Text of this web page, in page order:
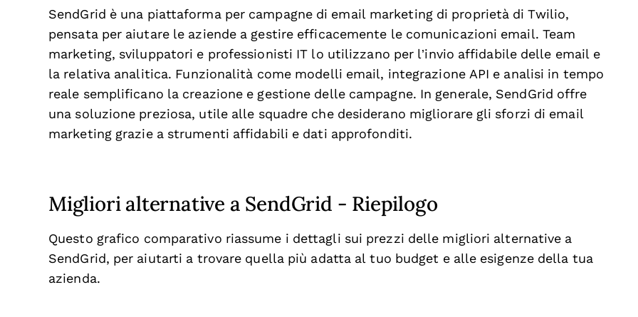
SendGrid è una piattaforma per campagne di email marketing di proprietà di Twilio,
pensata per aiutare le aziende a gestire efficacemente le comunicazioni email. Team
marketing, sviluppatori e professionisti IT lo utilizzano per l’invio affidabile delle email e
la relativa analitica. Funzionalità come modelli email, integrazione API e analisi in tempo
reale semplificano la creazione e gestione delle campagne. In generale, SendGrid offre
una soluzione preziosa, utile alle squadre che desiderano migliorare gli sforzi di email
marketing grazie a strumenti affidabili e dati approfonditi.
Migliori alternative a SendGrid - Riepilogo
Questo grafico comparativo riassume i dettagli sui prezzi delle migliori alternative a
SendGrid, per aiutarti a trovare quella più adatta al tuo budget e alle esigenze della tua
azienda.